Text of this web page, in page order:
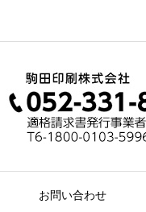
お問い合わせ